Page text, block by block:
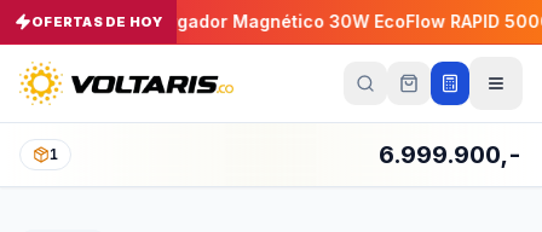
OFERTAS DE HOY
30A −5% Cargador Magnético 30W EcoFlow RAPID 5000mAh
1 6.999.900,-
Tu
Vacío